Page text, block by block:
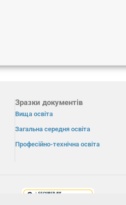
Зразки документів
Вища освіта
Загальна середня освіта
Професійно-технічна освіта